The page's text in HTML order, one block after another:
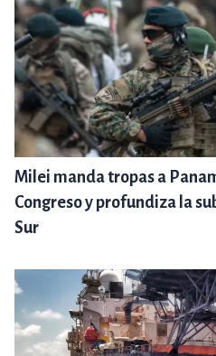
Milei manda tropas a
Congreso y profundiza la
Sur